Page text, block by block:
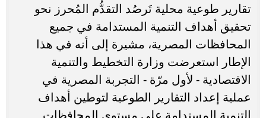
تقارير طوعية محلية تَرصُد التقدُّم المُحرز نحو
تحقيق أهداف التنمية المستدامة في جميع
المحافظات المصرية، مشيرة إلى أنه في هذا
الإطار استعرضت وزارة التخطيط والتنمية
الاقتصادية - لأول مرّة - التجربة المصرية في
عملية إعداد التقارير الطوعية لتوطين أهداف